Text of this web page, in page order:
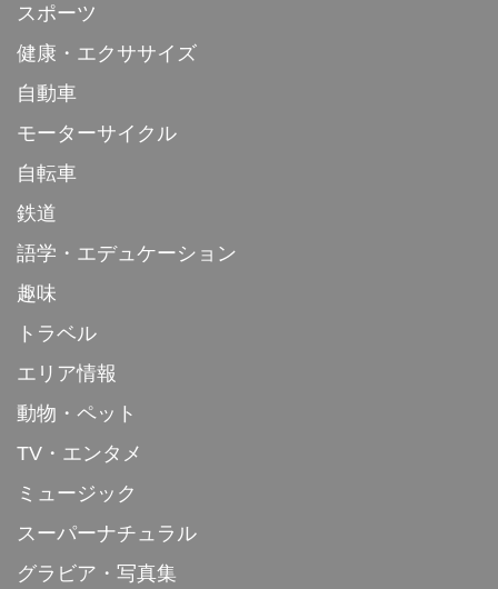
スポーツ
健康・エクササイズ
自動車
モーターサイクル
自転車
鉄道
語学・エデュケーション
趣味
トラベル
エリア情報
動物・ペット
TV・エンタメ
ミュージック
スーパーナチュラル
グラビア・写真集